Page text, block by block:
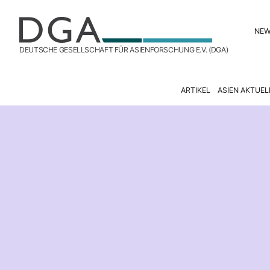
DEUTSCHE GESELLSCHAFT FÜR ASIENFORSCHUNG E.V. (DGA)
ARTIKEL ASIEN